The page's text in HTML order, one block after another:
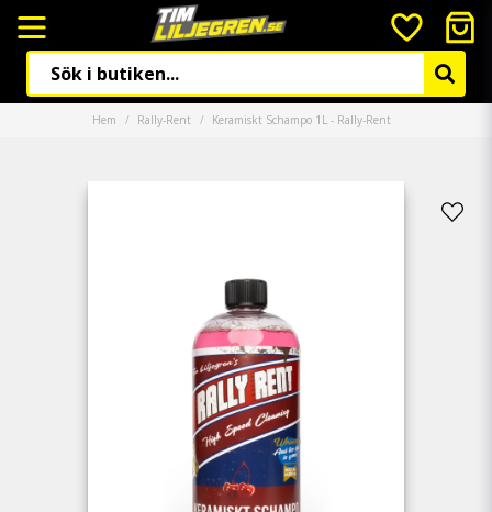
Hem Rally-Rent Keramiskt Schampo 1L - Rally-Rent